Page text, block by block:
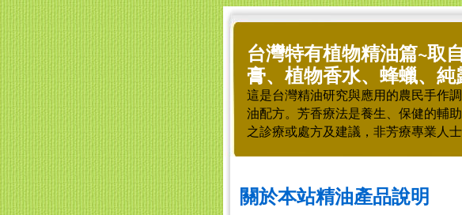
台灣特有植物精油篇~取
膏、植物香水、蜂蠟、
這是台灣精油研究與應用的農民手作
油配方。芳香療法是養生、保健的輔
之診療或處方及建議，非芳療專業人
關於本站精油產品說明